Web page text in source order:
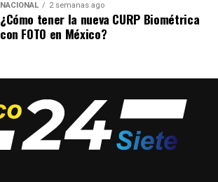
NACIONAL 2 semanas ago
¿Cómo tener la nueva CURP Biométrica
con FOTO en México?